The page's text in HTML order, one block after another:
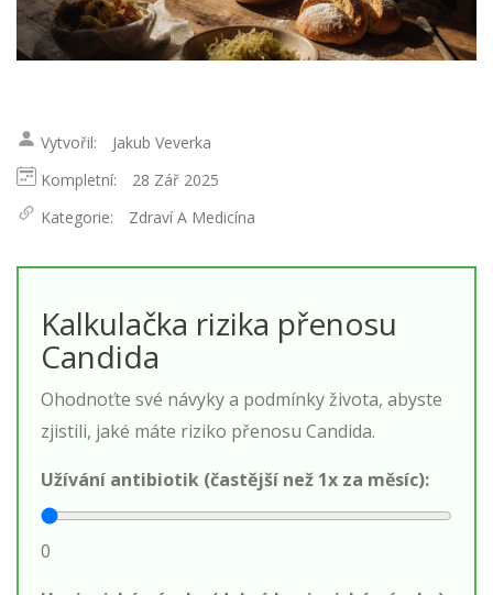
Vytvořil:
Jakub Veverka
Kompletní:
28 Zář 2025
Kategorie:
Zdraví A Medicína
Kalkulačka rizika přenosu
Candida
Ohodnoťte své návyky a podmínky života, abyste
zjistili, jaké máte riziko přenosu Candida.
Užívání antibiotik (častější než 1x za měsíc):
0